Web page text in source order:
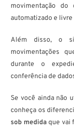
movimentação
automatizado e
Além disso, o
movimentações
durante o
conferência de
Se você ainda não
conheça os
sob medida que vai